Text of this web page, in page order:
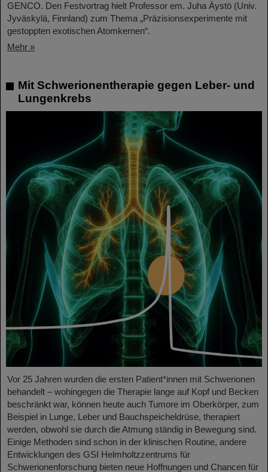
GENCO. Den Festvortrag hielt Professor em. Juha Äystö (Univ.
Jyväskylä, Finnland) zum Thema „Präzisionsexperimente mit
gestoppten exotischen Atomkernen“.
Mehr »
Mit Schwerionentherapie gegen Leber- und
Lungenkrebs
Vor 25 Jahren wurden die ersten Patient*innen mit Schwerionen
behandelt – wohingegen die Therapie lange auf Kopf und Becken
beschränkt war, können heute auch Tumore im Oberkörper, zum
Beispiel in Lunge, Leber und Bauchspeicheldrüse, therapiert
werden, obwohl sie durch die Atmung ständig in Bewegung sind.
Einige Methoden sind schon in der klinischen Routine, andere
Entwicklungen des GSI Helmholtzzentrums für
Schwerionenforschung bieten neue Hoffnungen und Chancen für